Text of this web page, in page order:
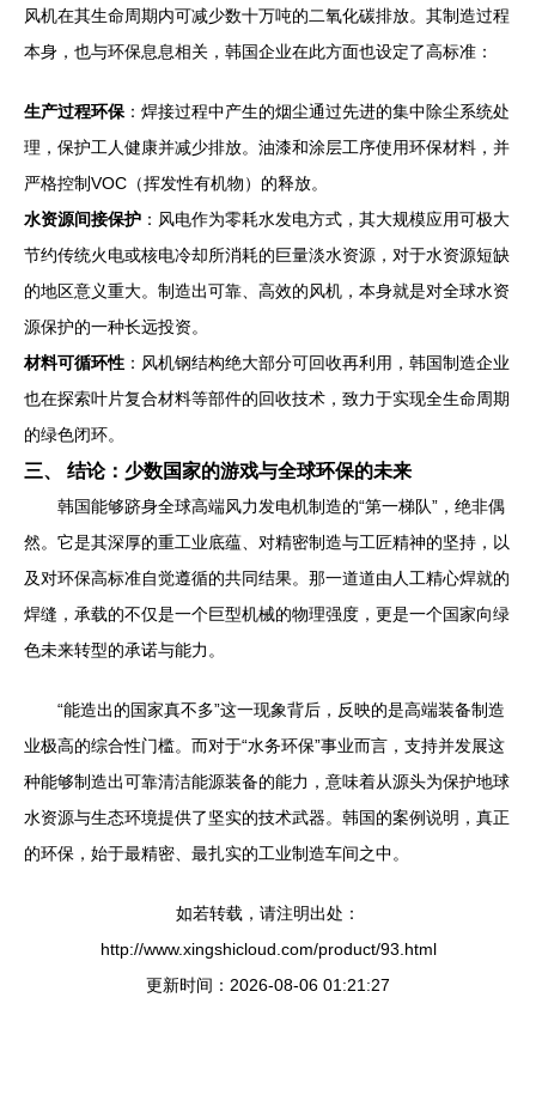
风机在其生命周期内可减少数十万吨的二氧化碳排放。其制造过程
本身，也与环保息息相关，韩国企业在此方面也设定了高标准：
生产过程环保 ：焊接过程中产生的烟尘通过先进的集中除尘系统处
理，保护工人健康并减少排放。油漆和涂层工序使用环保材料，并
严格控制VOC（挥发性有机物）的释放。
水资源间接保护 ：风电作为零耗水发电方式，其大规模应用可极大
节约传统火电或核电冷却所消耗的巨量淡水资源，对于水资源短缺
的地区意义重大。制造出可靠、高效的风机，本身就是对全球水资
源保护的一种长远投资。
材料可循环性 ：风机钢结构绝大部分可回收再利用，韩国制造企业
也在探索叶片复合材料等部件的回收技术，致力于实现全生命周期
的绿色闭环。
三、 结论：少数国家的游戏与全球环保的未来
韩国能够跻身全球高端风力发电机制造的“第一梯队”，绝非偶
然。它是其深厚的重工业底蕴、对精密制造与工匠精神的坚持，以
及对环保高标准自觉遵循的共同结果。那一道道由人工精心焊就的
焊缝，承载的不仅是一个巨型机械的物理强度，更是一个国家向绿
色未来转型的承诺与能力。
“能造出的国家真不多”这一现象背后，反映的是高端装备制造
业极高的综合性门槛。而对于“水务环保”事业而言，支持并发展这
种能够制造出可靠清洁能源装备的能力，意味着从源头为保护地球
水资源与生态环境提供了坚实的技术武器。韩国的案例说明，真正
的环保，始于最精密、最扎实的工业制造车间之中。
如若转载，请注明出处：
http://www.xingshicloud.com/product/93.html
更新时间：2026-08-06 01:21:27